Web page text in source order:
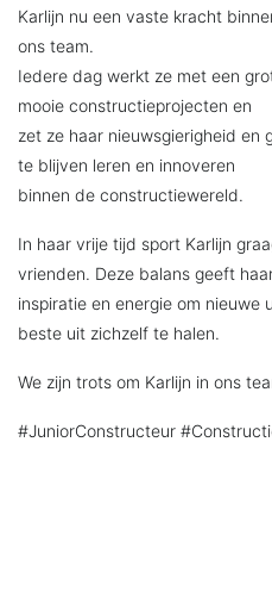
Karlijn nu een vaste kracht
ons team.
Iedere dag werkt ze met een
mooie constructieprojecten en
zet ze haar nieuwsgierigheid en
te blijven leren en innoveren
binnen de constructiewereld.
In haar vrije tijd sport Karlijn
vrienden. Deze balans geeft
inspiratie en energie om nieuwe
beste uit zichzelf te halen.
We zijn trots om Karlijn in ons
#JuniorConstructeur